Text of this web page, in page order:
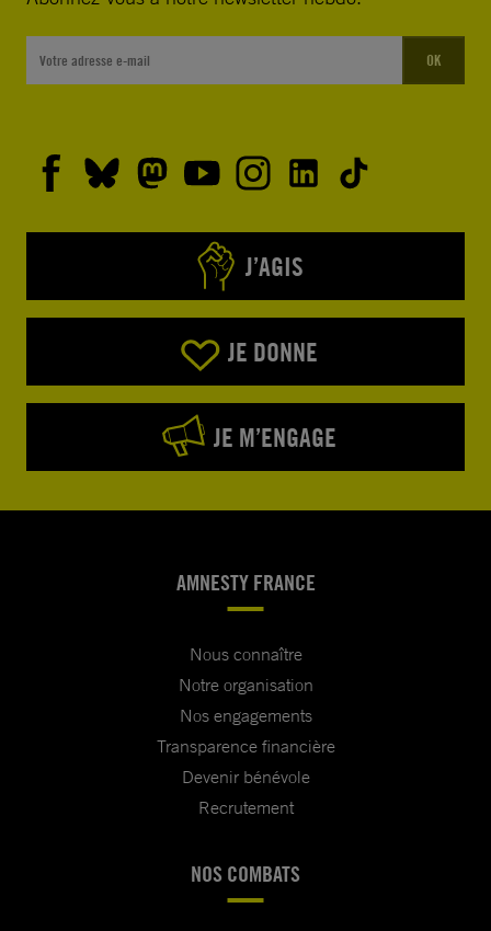
OK
J’AGIS
JE DONNE
JE M’ENGAGE
AMNESTY FRANCE
Nous connaître
Notre organisation
Nos engagements
Transparence financière
Devenir bénévole
Recrutement
NOS COMBATS